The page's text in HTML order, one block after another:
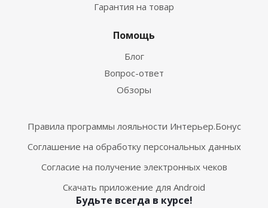
Гарантия на товар
Помощь
Блог
Вопрос-ответ
Обзоры
Правила программы лояльности Интерьер.Бонус
Соглашение на обработку персональных данных
Согласие на получение электронных чеков
Скачать приложение для Android
Будьте всегда в курсе!